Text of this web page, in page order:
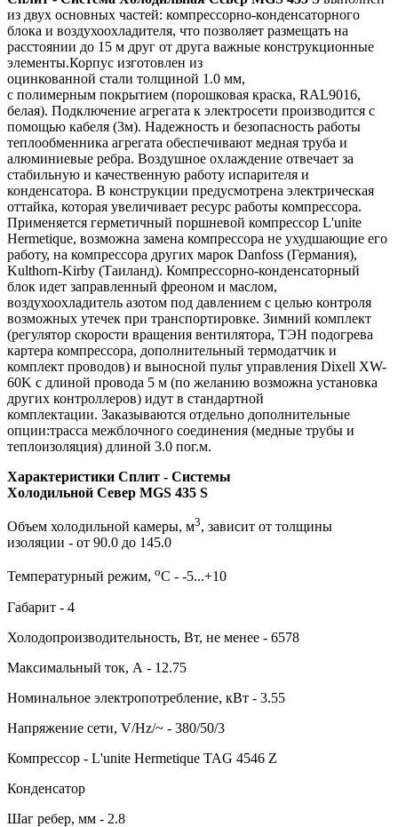
из двух основных частей: компрессорно-конденсаторного
блока и воздухоохладителя, что позволяет размещать на
расстоянии до 15 м друг от друга важные конструкционные
элементы.Корпус изготовлен из
оцинкованной стали толщиной 1.0 мм,
с полимерным покрытием (порошковая краска, RAL9016,
белая). Подключение агрегата к электросети производится с
помощью кабеля (3м). Надежность и безопасность работы
теплообменника агрегата обеспечивают медная труба и
алюминиевые ребра. Воздушное охлаждение отвечает за
стабильную и качественную работу испарителя и
конденсатора. В конструкции предусмотрена электрическая
оттайка, которая увеличивает ресурс работы компрессора.
Применяется герметичный поршневой компрессор L'unite
Hermetique, возможна замена компрессора не ухудшающие его
работу, на компрессора других марок Danfoss (Германия),
Kulthorn-Kirby (Таиланд). Компрессорно-конденсаторный
блок идет заправленный фреоном и маслом,
воздухоохладитель азотом под давлением с целью контроля
возможных утечек при транспортировке. Зимний комплект
(регулятор скорости вращения вентилятора, ТЭН подогрева
картера компрессора, дополнительный термодатчик и
комплект проводов) и выносной пульт управления Dixell XW-
60K с длиной провода 5 м (по желанию возможна установка
других контроллеров) идут в стандартной
комплектации. Заказываются отдельно дополнительные
опции:трасса межблочного соединения (медные трубы и
теплоизоляция) длиной 3.0 пог.м.
Характеристики Сплит - Системы
Холодильной Север MGS 435 S
Объем холодильной камеры, м3, зависит от толщины
изоляции - от 90.0 до 145.0
Температурный режим, оС - -5...+10
Габарит - 4
Холодопроизводительность, Вт, не менее - 6578
Максимальный ток, А - 12.75
Номинальное электропотребление, кВт - 3.55
Напряжение сети, V/Hz/~ - 380/50/3
Компрессор - L'unite Hermetique TAG 4546 Z
Конденсатор
Шаг ребер, мм - 2.8